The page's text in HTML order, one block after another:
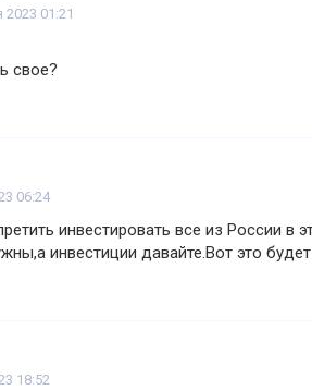
01:21
свое?
06:24
инвестировать все из России в
инвестиции давайте.Вот это
18:52